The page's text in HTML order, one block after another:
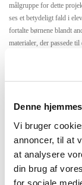
Denne
Vi bruger
annoncer, til at
at analysere
din brug af
for sociale
målgruppe for dette
ses et betydeligt fald i
fortalte børnene blandt
materialer, der passede til